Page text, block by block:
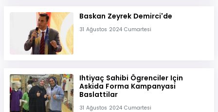
Baskan Zeyrek Demirci'de
31 Ağustos 2024 Cumartesi
Ihtiyaç Sahibi Ögrenciler Için
Askida Forma Kampanyasi
Baslattilar
31 Ağustos 2024 Cumartesi